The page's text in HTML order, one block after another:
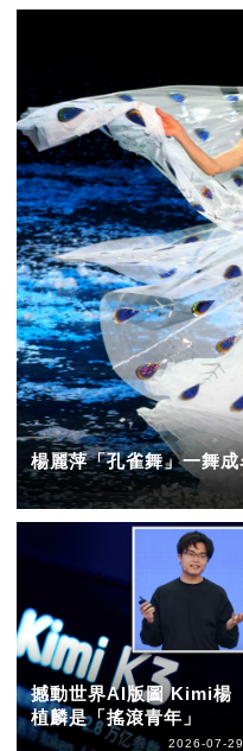
楊麗萍「孔雀舞」一舞
撼動世界AI版圖 Kimi楊
植麟是「搖滾青年」
2026-07-29